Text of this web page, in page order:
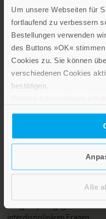
Um unsere Webseiten für
fortlaufend zu verbessern
Bestellungen verwenden
des Buttons »OK«
Cookies zu. Sie können
verschiedenen Cookies
bestätigen.
Alle
Lebensfreude in farbenfroher
Geschenke mit wohltuenden
Segenswünsche und
werden. Grußkarten für
und Trauer.
Verlag am Eschbach
Das Programm dieses
Zeitschriften aus
Religionspädagogik sowie